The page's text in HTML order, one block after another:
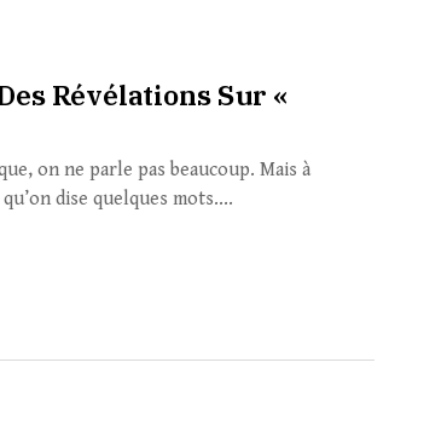
Révélations Sur «
on ne parle pas beaucoup. Mais à
dise quelques mots....